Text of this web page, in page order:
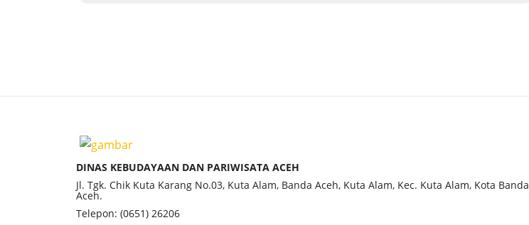
DINAS KEBUDAYAAN DAN PARIWISATA ACEH
Jl. Tgk. Chik Kuta Karang No.03, Kuta Alam, Banda Aceh, Kuta Alam, Kec. Kuta Alam, Kota Banda
Aceh.
Telepon: (0651) 26206